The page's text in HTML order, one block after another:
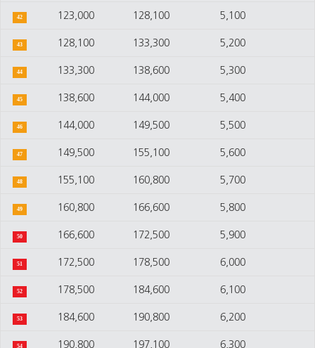
42 123,000 128,100 5,100
43 128,100 133,300 5,200
44 133,300 138,600 5,300
45 138,600 144,000 5,400
46 144,000 149,500 5,500
47 149,500 155,100 5,600
48 155,100 160,800 5,700
49 160,800 166,600 5,800
50 166,600 172,500 5,900
51 172,500 178,500 6,000
52 178,500 184,600 6,100
53 184,600 190,800 6,200
54 190,800 197,100 6,300